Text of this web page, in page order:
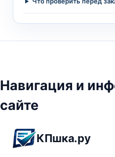
Навигация и
сайте
КПшка.ру